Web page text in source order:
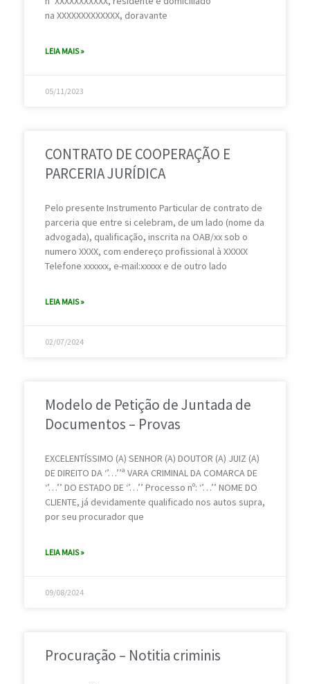
na XXXXXXXXXXXXX, doravante
LEIA MAIS »
05/11/2023
CONTRATO DE COOPERAÇÃO E
PARCERIA JURÍDICA
Pelo presente Instrumento Particular de contrato de
parceria que entre si celebram, de um lado (nome da
advogada), qualificação, inscrita na OAB/xx sob o
numero XXXX, com endereço profissional à XXXXX
Telefone xxxxxx, e-mail:xxxxx e de outro lado
LEIA MAIS »
02/07/2024
Modelo de Petição de Juntada de
Documentos – Provas
EXCELENTÍSSIMO (A) SENHOR (A) DOUTOR (A) JUIZ (A)
DE DIREITO DA ‘’…’’ª VARA CRIMINAL DA COMARCA DE
‘’…’’ DO ESTADO DE ‘’…’’ Processo nº: ‘’…’’ NOME DO
CLIENTE, já devidamente qualificado nos autos supra,
por seu procurador que
LEIA MAIS »
09/08/2024
Procuração – Notitia criminis